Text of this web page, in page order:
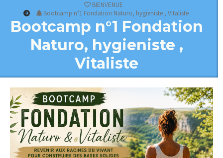
BIENVENUE
Bootcamp n°1 Fondation Naturo, hygieniste , Vitaliste
Bootcamp n°1 Fondation
Naturo, hygieniste ,
Vitaliste